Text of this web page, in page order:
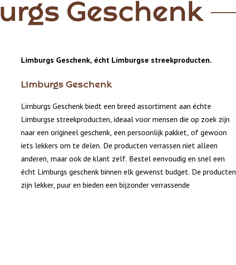
Geschenk
Limburgs Geschenk, écht Limburgse streekproducten.
Limburgs Geschenk
Limburgs Geschenk biedt een breed assortiment aan échte
Limburgse streekproducten, ideaal voor mensen die op zoek zijn
naar een origineel geschenk, een persoonlijk pakket, of gewoon
iets lekkers om te delen. De producten verrassen niet alleen
anderen, maar ook de klant zelf. Bestel eenvoudig en snel een
écht Limburgs geschenk binnen elk gewenst budget. De producten
zijn lekker, puur en bieden een bijzonder verrassende